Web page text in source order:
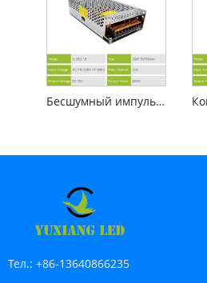
Бесшумный импульсный источник питания 12 В, 250 Вт
Тел.: +86-13640866235